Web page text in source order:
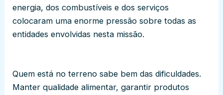
energia, dos combustíveis e dos serviços
colocaram uma enorme pressão sobre todas as
entidades envolvidas nesta missão.
Quem está no terreno sabe bem das dificuldades.
Manter qualidade alimentar, garantir produtos